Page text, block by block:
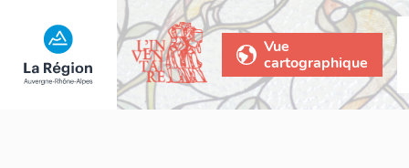
Vue
cartographique